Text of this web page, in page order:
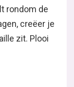
rondom de
creëer je
zit. Plooi